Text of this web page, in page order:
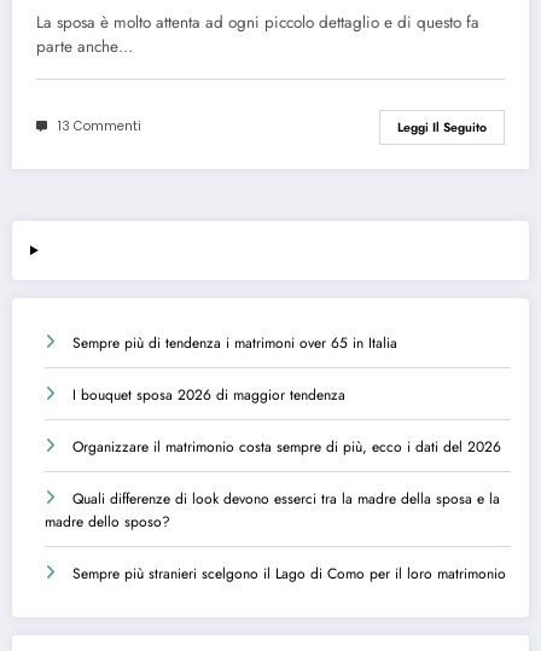
La sposa è molto attenta ad ogni piccolo dettaglio e di questo fa
parte anche…
13 Commenti Leggi Il Seguito
Sempre più di tendenza i matrimoni over 65 in Italia
I bouquet sposa 2026 di maggior tendenza
Organizzare il matrimonio costa sempre di più, ecco i dati del 2026
Quali differenze di look devono esserci tra la madre della sposa e la
madre dello sposo?
Sempre più stranieri scelgono il Lago di Como per il loro matrimonio